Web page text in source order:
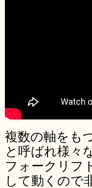
複数の軸をも
と呼ばれ様々
フォークリフ
して動くので